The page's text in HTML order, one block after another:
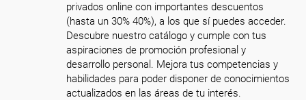
privados online con importantes descuentos
(hasta un 30% 40%), a los que sí puedes acceder.
Descubre nuestro catálogo y cumple con tus
aspiraciones de promoción profesional y
desarrollo personal. Mejora tus competencias y
habilidades para poder disponer de conocimientos
actualizados en las áreas de tu interés.